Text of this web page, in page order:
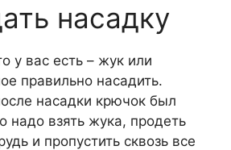
насадку
у вас есть – жук или
правильно насадить.
насадки крючок был
надо взять жука, продеть
и пропустить сквозь все